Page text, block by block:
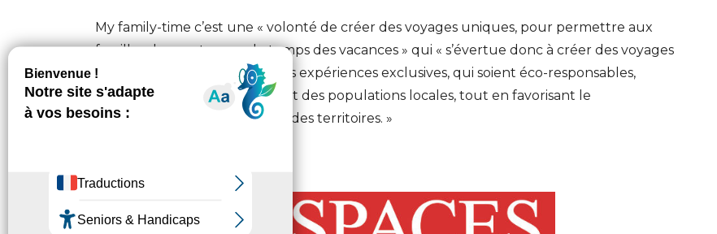
My family-time c’est une « volonté de créer des voyages uniques, pour permettre aux
familles de se retrouver le temps des vacances » qui « s’évertue donc à créer des voyages
personnalisés, qualitatifs et des expériences exclusives, qui soient éco-responsables,
respectueuses de la planète et des populations locales, tout en favorisant le
développement économique des territoires. »